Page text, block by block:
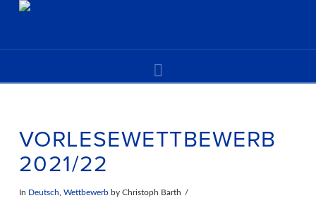
VORLESEWETTBEWERB
2021/22
In Deutsch Wettbewerbby Christoph Barth